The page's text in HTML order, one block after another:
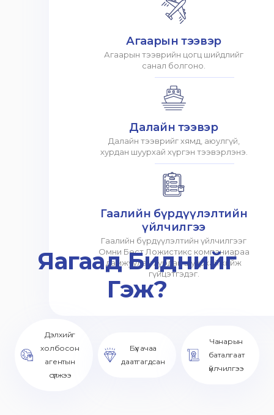
Агаарын тээвэр
Агаарын тээврийн цогц шийдлийг
санал болгоно.
Далайн тээвэр
Далайн тээврийг хямд, аюулгүй,
хурдан шуурхай хүргэн тээвэрлэнэ.
Гаалийн бүрдүүлэлтийн
үйлчилгээ
Гаалийн бүрдүүлэлтийн үйлчилгээг
Омни Бест Ложистикс компаниараа
дамжуулан хурдан шуурхай хийж
гүйцэтгэдэг.
Яагаад Биднийг
Гэж?
Дэлхийг
холбосон
агентын
сүлжээ
Бүх ачаа
даатгагдсан
Чанарын
баталгаат
үйлчилгээ